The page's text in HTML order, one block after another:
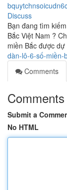
Discuss
Bạn đang tìm
Bắc Việt Nam ?
miền Bắc được dự
dàn-lô-6-số-miền-
Comments
Comments
Submit a
No HTML